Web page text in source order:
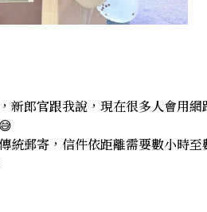
新郎官跟我說，現在很多人會用
郵寄，信件依距離需要數小時